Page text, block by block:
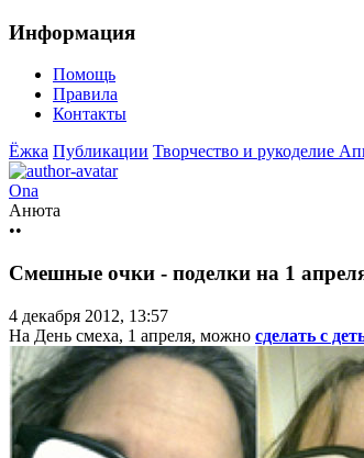
Информация
Помощь
Правила
Контакты
Ёжка Публикации Творчество и рукоделие
Ona
Анюта
••
Смешные очки - поделки на 1
4 декабря 2012, 13:57
На День смеха, 1 апреля, можно сделать с